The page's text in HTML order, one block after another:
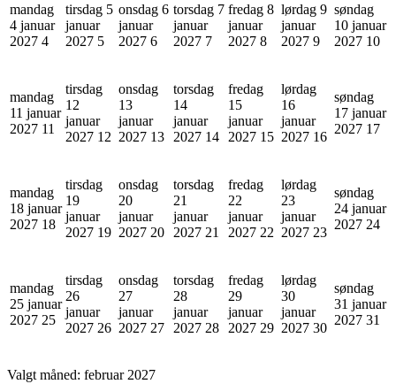
mandag
4 januar
2027 4
tirsdag 5
januar
2027 5
onsdag 6
januar
2027 6
torsdag 7
januar
2027 7
fredag 8
januar
2027 8
lørdag 9
januar
2027 9
søndag
10 januar
2027 10
mandag
11 januar
2027 11
tirsdag
12
januar
2027 12
onsdag
13
januar
2027 13
torsdag
14
januar
2027 14
fredag
15
januar
2027 15
lørdag
16
januar
2027 16
søndag
17 januar
2027 17
mandag
18 januar
2027 18
tirsdag
19
januar
2027 19
onsdag
20
januar
2027 20
torsdag
21
januar
2027 21
fredag
22
januar
2027 22
lørdag
23
januar
2027 23
søndag
24 januar
2027 24
mandag
25 januar
2027 25
tirsdag
26
januar
2027 26
onsdag
27
januar
2027 27
torsdag
28
januar
2027 28
fredag
29
januar
2027 29
lørdag
30
januar
2027 30
søndag
31 januar
2027 31
Valgt måned: februar 2027